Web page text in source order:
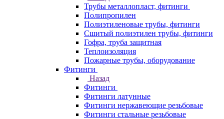
Трубы металлопласт, фитинги
Полипропилен
Полиэтиленовые трубы, фитинги
Сшитый полиэтилен трубы, фитинги
Гофра, труба защитная
Теплоизоляция
Пожарные трубы, оборудование
Фитинги
Назад
Фитинги
Фитинги латунные
Фитинги нержавеющие резьбовые
Фитинги стальные резьбовые